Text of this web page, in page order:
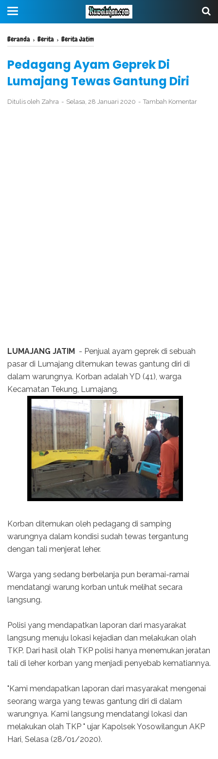
Beranda › Berita › Berita Jatim
Pedagang Ayam Geprek Di
Lumajang Tewas Gantung Diri
Ditulis oleh Zahra Selasa, 28 Januari 2020 Tambah Komentar
LUMAJANG JATIM - Penjual ayam geprek di sebuah
pasar di Lumajang ditemukan tewas gantung diri di
dalam warungnya. Korban adalah YD (41), warga
Kecamatan Tekung, Lumajang.
Korban ditemukan oleh pedagang di samping
warungnya dalam kondisi sudah tewas tergantung
dengan tali menjerat leher.
Warga yang sedang berbelanja pun beramai-ramai
mendatangi warung korban untuk melihat secara
langsung.
Polisi yang mendapatkan laporan dari masyarakat
langsung menuju lokasi kejadian dan melakukan olah
TKP. Dari hasil olah TKP polisi hanya menemukan jeratan
tali di leher korban yang menjadi penyebab kematiannya.
"Kami mendapatkan laporan dari masyarakat mengenai
seorang warga yang tewas gantung diri di dalam
warungnya. Kami langsung mendatangi lokasi dan
melakukan olah TKP " ujar Kapolsek Yosowilangun AKP
Hari, Selasa (28/01/2020).